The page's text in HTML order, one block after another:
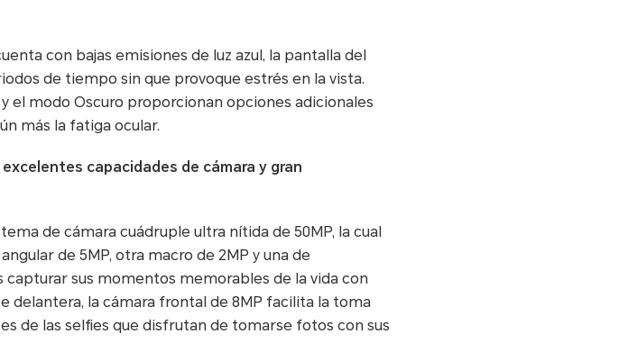
con bajas emisiones de luz azul, la pantalla del
de tiempo sin que provoque estrés en la vista.
el modo Oscuro proporcionan opciones adicionales
más la fatiga ocular.
capacidades de cámara y gran
de cámara cuádruple ultra nítida de 50MP, la cual
de 5MP, otra macro de 2MP y una de
sus momentos memorables de la vida con
delantera, la cámara frontal de 8MP facilita la toma
de las selfies que disfrutan de tomarse fotos con sus